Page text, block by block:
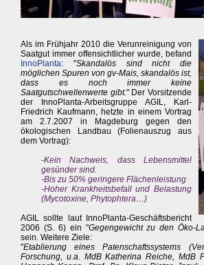
Als im Frühjahr 2010 die Verunreinigung von
Saatgut immer offensichtlicher wurde, befand
InnoPlanta: "Skandalös sind nicht die
möglichen Spuren von gv-Mais, skandalös ist,
dass es noch immer keine
Saatgutschwellenwerte gibt." Der Vorsitzende
der InnoPlanta-Arbeitsgruppe AGIL, Karl-
Friedrich Kaufmann, hetzte in einem Vortrag
am 2.7.2007 in Magdeburg gegen den
ökologischen Landbau (Folienauszug aus
dem Vortrag):
-Kein Nachweis, dass Lebensmittel
gesünder sind.
-Bis zu 50% geringere Flächenleistung
-Hoher Krankheitsbefall und Belastung
(Mycotoxine, Phytophtera…)
AGIL sollte laut InnoPlanta-Geschäftsbericht
2006 (S. 6) ein "Gegengewicht zu den Öko-
sein. Weitere Ziele:
"Etablierung eines Patenschaftssystems
Forschung, u.a. MdB Katherina Reiche, MdB